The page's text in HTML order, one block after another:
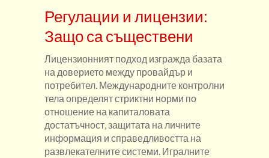
Регулации и лицензии:
Защо са съществени
Лицензионният подход изгражда базата
на доверието между провайдър и
потребител. Международните контролни
тела определят стриктни норми по
отношение на капиталовата
достатъчност, защитата на личните
информация и справедливостта на
развлекателните системи. Игралните